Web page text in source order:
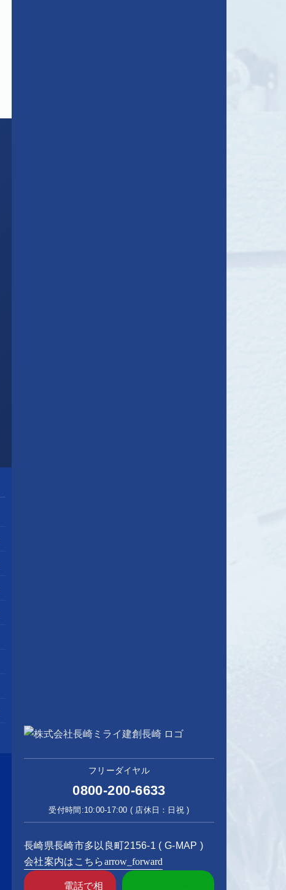
フリーダイヤル
0800-200-6633
受付時間:10:00-17:00 ( 店休日：日祝 )
長崎県長崎市多以良町2156-1 (G-MAP )
会社案内はこちらarrow_forward
電話で相